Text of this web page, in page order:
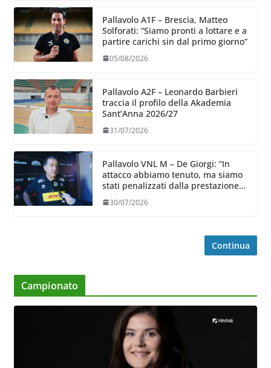
Pallavolo A1F – Brescia, Matteo
Solforati: “Siamo pronti a lottare e a
partire carichi sin dal primo giorno”
05/08/2026
Pallavolo A2F – Leonardo Barbieri
traccia il profilo della Akademia
Sant’Anna 2026/27
31/07/2026
Pallavolo VNL M – De Giorgi: “In
attacco abbiamo tenuto, ma siamo
stati penalizzati dalla prestazione
30/07/2026
Continua
Campionato